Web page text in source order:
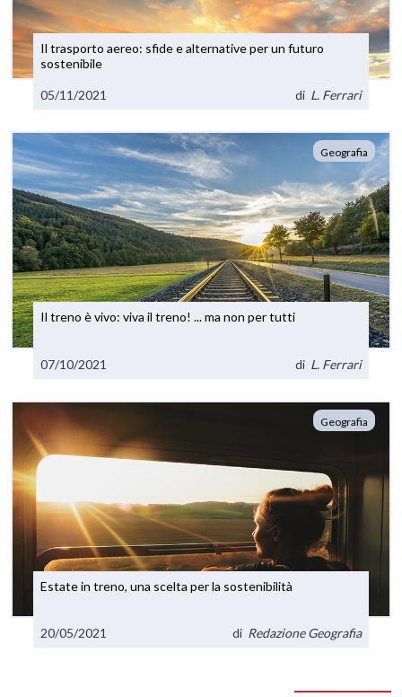
Il trasporto aereo: sfide e alternative per un futuro
sostenibile
05/11/2021 di L. Ferrari
Geografia
Il treno è vivo: viva il treno! ... ma non per tutti
07/10/2021 di L. Ferrari
Geografia
Estate in treno, una scelta per la sostenibilità
20/05/2021 di Redazione Geografia